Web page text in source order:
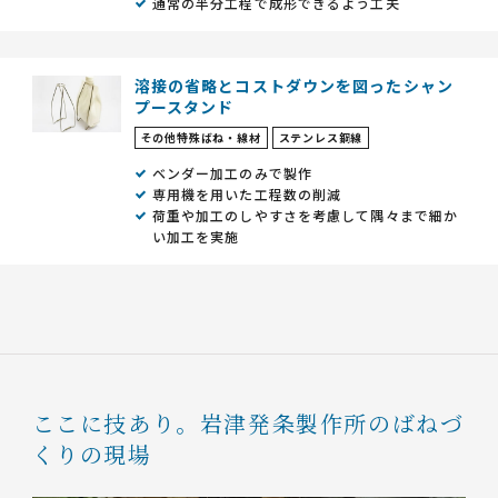
溶接の省略とコストダウンを図ったシャン
プースタンド
その他特殊ばね・線材 ステンレス鋼線
ベンダー加工のみで製作
専用機を用いた工程数の削減
荷重や加工のしやすさを考慮して隅々まで細か
い加工を実施
ここに技あり。 岩津発条製作所のばねづ
くりの現場